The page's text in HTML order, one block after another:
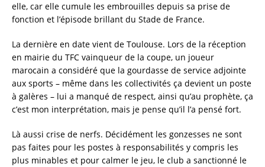
elle, car elle cumule les embrouilles depuis sa prise de
fonction et l’épisode brillant du Stade de France.
La dernière en date vient de Toulouse. Lors de la réception
en mairie du TFC vainqueur de la coupe, un joueur
marocain a considéré que la gourdasse de service adjointe
aux sports – même dans les collectivités ça devient un poste
à galères – lui a manqué de respect, ainsi qu’au prophète, ça
c’est mon interprétation, mais je pense qu’il l’a pensé fort.
Là aussi crise de nerfs. Décidément les gonzesses ne sont
pas faites pour les postes à responsabilités y compris les
plus minables et pour calmer le jeu, le club a sanctionné le